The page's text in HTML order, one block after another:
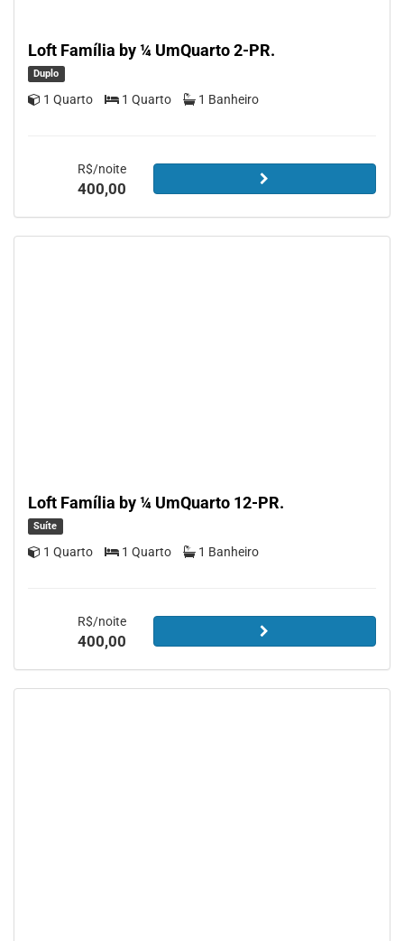
Loft Família by ¼ UmQuarto 2-PR.
Duplo
1 Quarto 1 Quarto 1 Banheiro
R$/noite
400,00
Loft Família by ¼ UmQuarto 12-PR.
Suíte
1 Quarto 1 Quarto 1 Banheiro
R$/noite
400,00